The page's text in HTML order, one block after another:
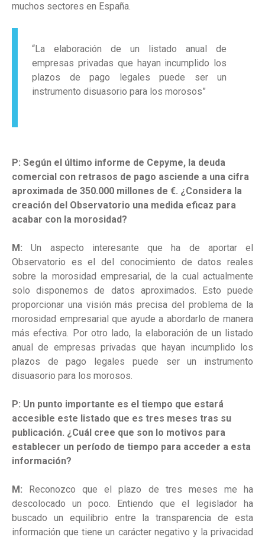
muchos sectores en España.
“La elaboración de un listado anual de
empresas privadas que hayan incumplido los
plazos de pago legales puede ser un
instrumento disuasorio para los morosos”
P: Según el último informe de Cepyme, la deuda
comercial con retrasos de pago asciende a una cifra
aproximada de 350.000 millones de €. ¿Considera la
creación del Observatorio una medida eficaz para
acabar con la morosidad?
M: Un aspecto interesante que ha de aportar el
Observatorio es el del conocimiento de datos reales
sobre la morosidad empresarial, de la cual actualmente
solo disponemos de datos aproximados. Esto puede
proporcionar una visión más precisa del problema de la
morosidad empresarial que ayude a abordarlo de manera
más efectiva. Por otro lado, la elaboración de un listado
anual de empresas privadas que hayan incumplido los
plazos de pago legales puede ser un instrumento
disuasorio para los morosos.
P: Un punto importante es el tiempo que estará
accesible este listado que es tres meses tras su
publicación. ¿Cuál cree que son lo motivos para
establecer un período de tiempo para acceder a esta
información?
M: Reconozco que el plazo de tres meses me ha
descolocado un poco. Entiendo que el legislador ha
buscado un equilibrio entre la transparencia de esta
información que tiene un carácter negativo y la privacidad